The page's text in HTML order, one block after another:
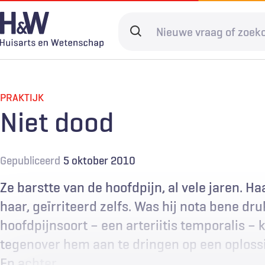
Overslaan
en
naar
gaan
Search
Spoedzorg
Digitale zorg
Abonneren
PRAKTIJK
Niet dood
Gepubliceerd 5 oktober 2010
Ze barstte van de hoofdpijn, al vele jaren.
haar, geïrriteerd zelfs. Was hij nota bene
hoofdpijnsoort – een arteriitis temporalis –
tegenover hem aan te dringen op een